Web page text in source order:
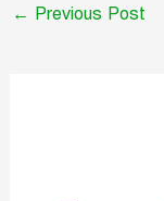
← Previous Post